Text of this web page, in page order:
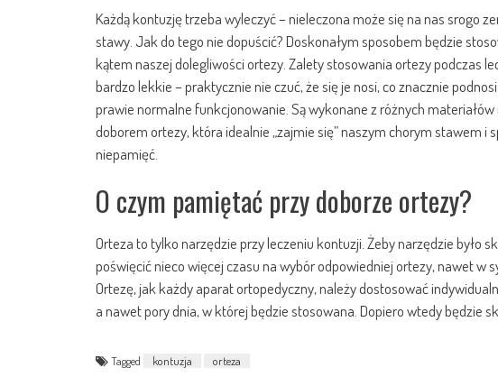
Każdą kontuzję trzeba wyleczyć – nieleczona może się na nas srogo
stawy. Jak do tego nie dopuścić? Doskonałym sposobem będzie
kątem naszej dolegliwości ortezy. Zalety stosowania ortezy podczas
bardzo lekkie – praktycznie nie czuć, że się je nosi, co znacznie
prawie normalne funkcjonowanie. Są wykonane z różnych
doborem ortezy, która idealnie „zajmie się” naszym chorym stawem
niepamięć.
O czym pamiętać przy doborze ortezy?
Orteza to tylko narzędzie przy leczeniu kontuzji. Żeby narzędzie było
poświęcić nieco więcej czasu na wybór odpowiedniej ortezy, nawet w
Ortezę, jak każdy aparat ortopedyczny, należy dostosować
a nawet pory dnia, w której będzie stosowana. Dopiero wtedy będzie
Tagged kontuzja orteza